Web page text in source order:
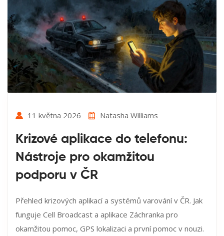
11 května 2026 Natasha Williams
Krizové aplikace do telefonu:
Nástroje pro okamžitou
podporu v ČR
Přehled krizových aplikací a systémů varování v ČR. Jak
funguje Cell Broadcast a aplikace Záchranka pro
okamžitou pomoc, GPS lokalizaci a první pomoc v nouzi.